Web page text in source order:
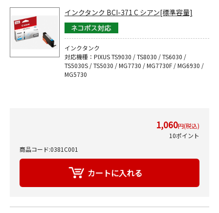
インクタンク BCI-371 C シアン[標準容量]
インクタンク
対応機種：PIXUS TS9030 / TS8030 / TS6030 /
TS5030S / TS5030 / MG7730 / MG7730F / MG6930 /
MG5730
1,060円(税込)
10ポイント
商品コード:0381C001